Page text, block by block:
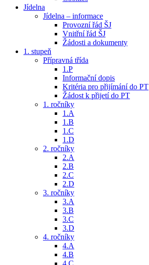
Jídelna
Jídelna – informace
Provozní řád ŠJ
Vnitřní řád ŠJ
Žádosti a dokumenty
1. stupeň
Přípravná třída
1.P
Informační dopis
Kritéria pro přijímání do PT
Žádost k přijetí do PT
1. ročníky
1.A
1.B
1.C
1.D
2. ročníky
2.A
2.B
2.C
2.D
3. ročníky
3.A
3.B
3.C
3.D
4. ročníky
4.A
4.B
4.C